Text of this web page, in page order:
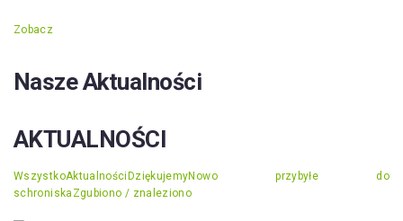
Zobacz
Nasze Aktualności
AKTUALNOŚCI
WszystkoAktualności DziękujemyNowo przybyłe do
schroniska Zgubiono / znaleziono